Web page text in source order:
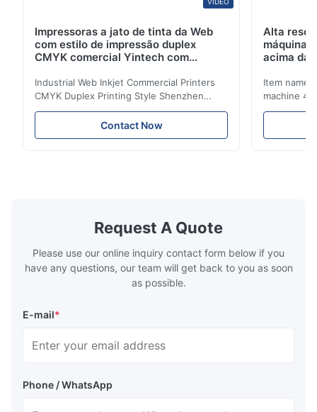
Impressoras a jato de tinta da Web
com estilo de impressão duplex
CMYK comercial Yintech com
Industrial Web Inkjet Commercial Printers
CMYK Duplex Printing Style Shenzhen
Yintech Co.,LTD is a modern high-tech
enterprise specialized in pre-press plate
making equipment, integrating design, R&D,
making machine Monochrome / Dual
Contact Now
Alta
máquina
acima da
Item name
machine 4-
max format
choose
Request A Quote
Please use our online inquiry contact form below if you
have any questions, our team will get back to you as soon
as possible.
E-mail*
Phone / WhatsApp